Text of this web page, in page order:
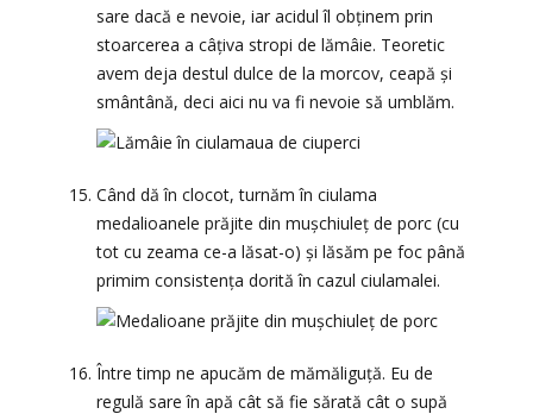
sare dacă e nevoie, iar acidul îl obținem prin
stoarcerea a câțiva stropi de lămâie. Teoretic
avem deja destul dulce de la morcov, ceapă și
smântână, deci aici nu va fi nevoie să umblăm.
Când dă în clocot, turnăm în ciulama
medalioanele prăjite din mușchiuleț de porc (cu
tot cu zeama ce-a lăsat-o) și lăsăm pe foc până
primim consistența dorită în cazul ciulamalei.
Între timp ne apucăm de mămăliguță. Eu de
regulă sare în apă cât să fie sărată cât o supă